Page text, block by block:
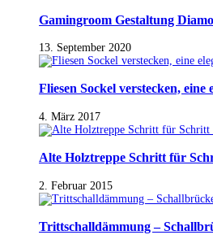
Gamingroom Gestaltung
13. September 2020
Fliesen Sockel verstecken, eine
4. März 2017
Alte Holztreppe Schritt für
2. Februar 2015
Trittschalldämmung –